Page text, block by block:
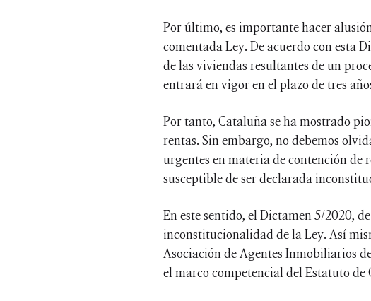
Por último, es importante hacer
comentada Ley. De acuerdo con esta
de las viviendas resultantes de un
entrará en vigor en el plazo de tres
Por tanto, Cataluña se ha mostrado
rentas. Sin embargo, no debemos
urgentes en materia de contención de
susceptible de ser declarada
En este sentido, el Dictamen 5/2020,
inconstitucionalidad de la Ley. Así
Asociación de Agentes Inmobiliarios
el marco competencial del Estatuto de